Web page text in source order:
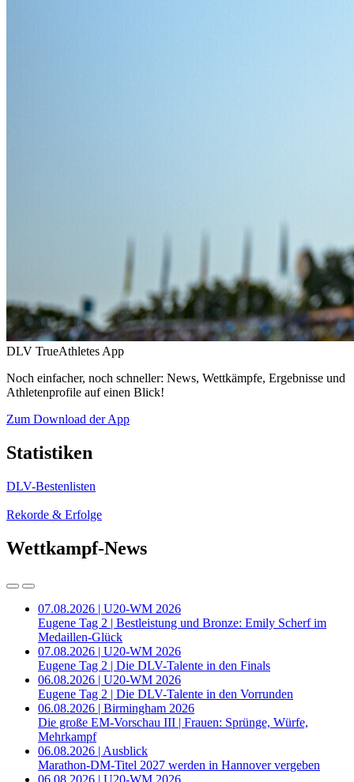
DLV TrueAthletes App
Noch einfacher, noch schneller: News, Wettkämpfe, Ergebnisse und
Athletenprofile auf einen Blick!
Zum Download der App
Statistiken
DLV-Bestenlisten
Rekorde & Erfolge
Wettkampf-News
07.08.2026 | U20-WM 2026
Eugene Tag 2 | Bestleistung und Bronze: Emily Scherf im
Medaillen-Glück
07.08.2026 | U20-WM 2026
Eugene Tag 2 | Die DLV-Talente in den Finals
06.08.2026 | U20-WM 2026
Eugene Tag 2 | Die DLV-Talente in den Vorrunden
06.08.2026 | Birmingham 2026
Die große EM-Vorschau III | Frauen: Sprünge, Würfe,
Mehrkampf
06.08.2026 | Ausblick
Marathon-DM-Titel 2027 werden in Hannover vergeben
06.08.2026 | U20-WM 2026